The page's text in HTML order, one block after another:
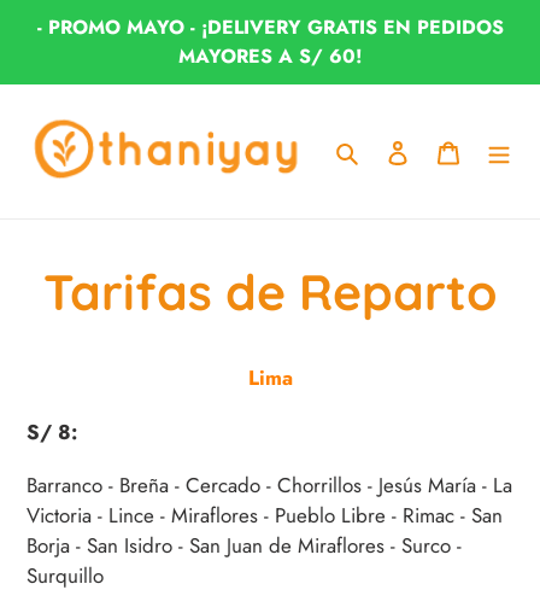
al
contenido
- PROMO MAYO - ¡DELIVERY GRATIS EN PEDIDOS
MAYORES A S/ 60!
Buscar Ingresar Carrito
Tarifas de Reparto
Lima
S/ 8:
Barranco - Breña - Cercado - Chorrillos - Jesús María - La
Victoria - Lince - Miraflores - Pueblo Libre - Rimac - San
Borja - San Isidro - San Juan de Miraflores - Surco -
Surquillo